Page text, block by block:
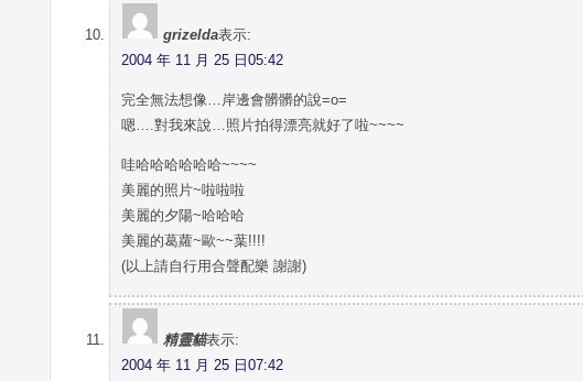
grizelda表示:
2004 年 11 月 25 日05:42
完全無法想像…岸邊會髒髒的說=o=
嗯….對我來說…照片拍得漂亮就好了啦~~~~
哇哈哈哈哈哈哈~~~~
美麗的照片~啦啦啦
美麗的夕陽~哈哈哈
美麗的葛蘿~歐~~葉!!!!
(以上請自行用合聲配樂 謝謝)
精靈貓表示:
2004 年 11 月 25 日07:42